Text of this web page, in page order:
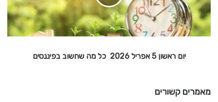
ש
ת
ש
ו
ן
5
2
יום ראשון 5 אפריל 2026 כל מה שחשוב בפיננסים
מאמרים קשורים